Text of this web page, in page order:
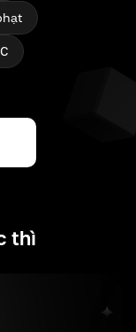
thì